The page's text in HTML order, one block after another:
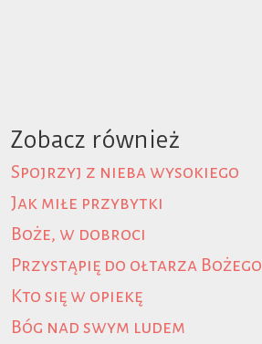
Zobacz również
Spojrzyj z nieba wysokiego
Jak miłe przybytki
Boże, w dobroci
Przystąpię do ołtarza Bożego
Kto się w opiekę
Bóg nad swym ludem